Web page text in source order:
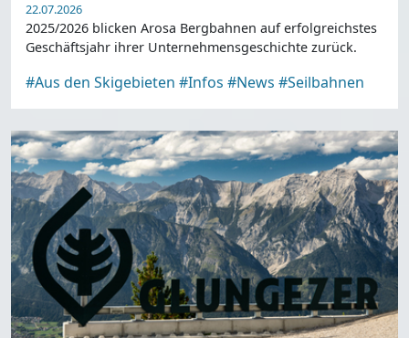
22.07.2026
2025/2026 blicken Arosa Bergbahnen auf erfolgreichstes
Geschäftsjahr ihrer Unternehmensgeschichte zurück.
#Aus den Skigebieten #Infos #News #Seilbahnen